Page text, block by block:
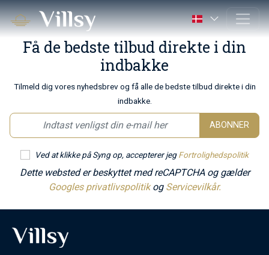
Få de bedste tilbud direkte i din
indbakke
Tilmeld dig vores nyhedsbrev og få alle de bedste tilbud direkte i din
indbakke.
ABONNER
Ved at klikke på Syng op, accepterer jegFortrolighedspolitik
Dette websted er beskyttet med reCAPTCHA og gælder
Googles privatlivspolitikog Servicevilkår.